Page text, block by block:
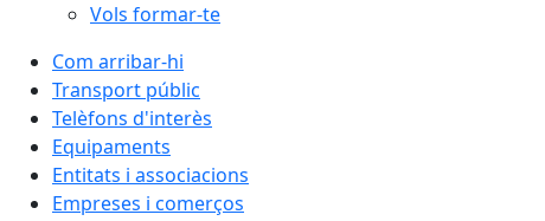
Vols formar-te
Com arribar-hi
Transport públic
Telèfons d'interès
Equipaments
Entitats i associacions
Empreses i comerços